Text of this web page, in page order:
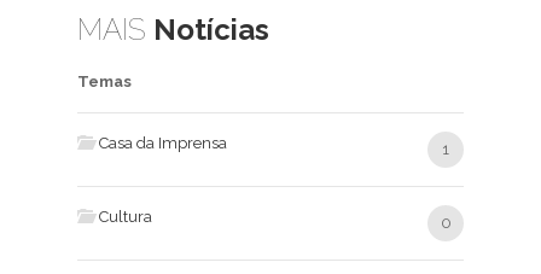
MAIS Notícias
Temas
Casa da Imprensa 1
Cultura 0